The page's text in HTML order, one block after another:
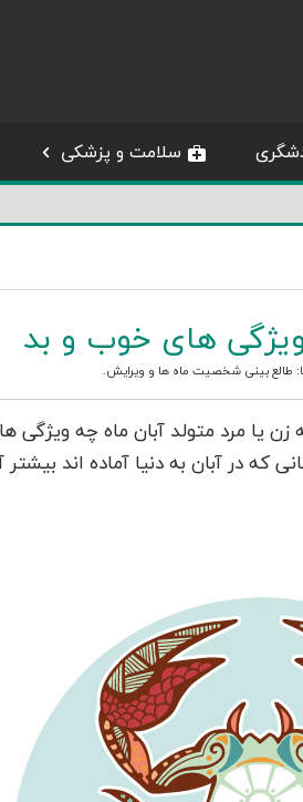
سلامت و پزشکی
های خوب و بد
طالع بینی شخصیت ماه ها و ویرایش.
مرد متولد آبان ماه چه ویژگی
که در آبان به دنیا آماده اند